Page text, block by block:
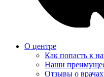
О центре
Как попасть к
Наши
Отзывы о